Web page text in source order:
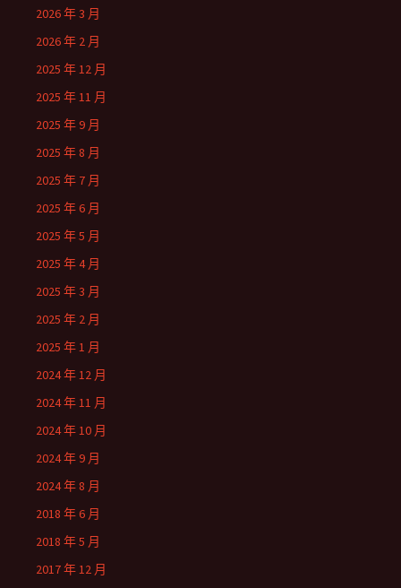
2026 年 3 月
2026 年 2 月
2025 年 12 月
2025 年 11 月
2025 年 9 月
2025 年 8 月
2025 年 7 月
2025 年 6 月
2025 年 5 月
2025 年 4 月
2025 年 3 月
2025 年 2 月
2025 年 1 月
2024 年 12 月
2024 年 11 月
2024 年 10 月
2024 年 9 月
2024 年 8 月
2018 年 6 月
2018 年 5 月
2017 年 12 月